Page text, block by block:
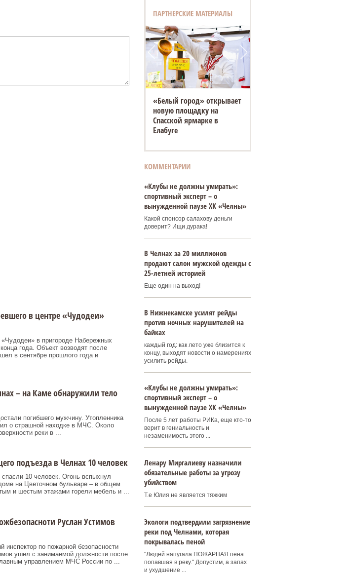
в центре «Чудодеи»
«Чудодеи» в пригороде Набережных
года. Объект возводят после
в сентябре прошлого года и
– на Каме обнаружили тело
погибшего мужчину. Утопленника
о страшной находке в МЧС. Около
реки в ...
подъезда в Челнах 10 человек
10 человек. Огонь вспыхнул
на Цветочном бульваре – в общем
и шестым этажами горели мебель и ...
Руслан Устимов
инспектор по пожарной безопасности
ушел с занимаемой должности после
управлением МЧС России по ...
ПАРТНЕРСКИЕ МАТЕРИАЛЫ
«Белый город» открывает
новую площадку на
Спасской ярмарке в
Елабуге
КОММЕНТАРИИ
«Клубы не должны умирать»:
спортивный эксперт – о
вынужденной паузе ХК «Челны»
Какой спонсор салахову деньги
доверит? Ищи дурака!
В Челнах за 20 миллионов
продают салон мужской одежды с
25-летней историей
Еще один на выход!
В Нижнекамске усилят рейды
против ночных нарушителей на
байках
каждый год: как лето уже близится к
концу, выходят новости о намерениях
усилить рейды.
«Клубы не должны умирать»:
спортивный эксперт – о
вынужденной паузе ХК «Челны»
После 5 лет работы РИКа, еще кто-то
верит в гениальность и
незаменимость этого ...
Ленару Миргалиеву назначили
обязательные работы за угрозу
убийством
Т.е Юлия не является тяжким
Экологи подтвердили загрязнение
реки под Челнами, которая
покрывалась пеной
"Людей напугала ПОЖАРНАЯ пена
попавшая в реку." Допустим, а запах
и ухудшение ...